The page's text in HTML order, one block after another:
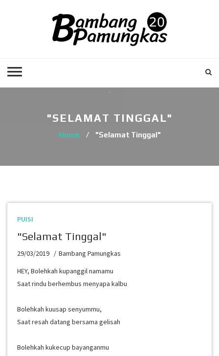
"SELAMAT TINGGAL"
Home / "Selamat Tinggal"
PUISI
"Selamat Tinggal"
29/03/2019
Bambang Pamungkas
HEY, Bolehkah kupanggil namamu
Saat rindu berhembus menyapa kalbu
Bolehkah kuusap senyummu,
Saat resah datang bersama gelisah
Bolehkah kukecup bayanganmu